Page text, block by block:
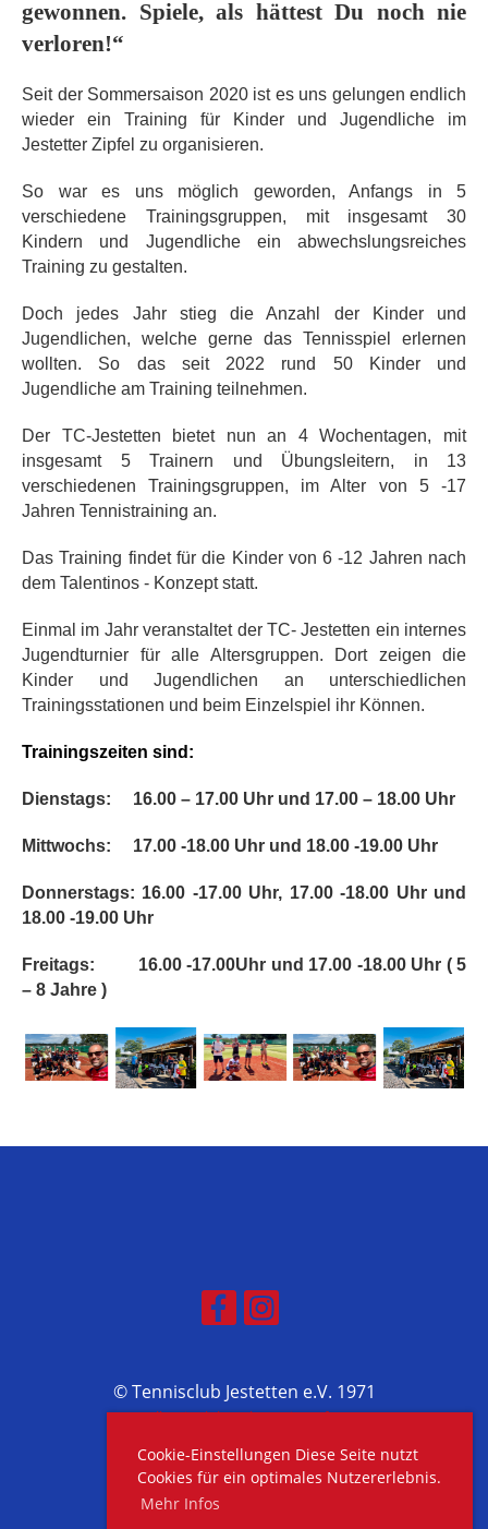
Cookie-Einstellungen Diese Seite nutzt
Cookies für ein optimales Nutzererlebnis.
Mehr Infos
gewonnen. Spiele, als hättest Du noch nie
verloren!“
Seit der Sommersaison 2020 ist es uns gelungen endlich
wieder ein Training für Kinder und Jugendliche im
Jestetter Zipfel zu organisieren.
So war es uns möglich geworden, Anfangs in 5
verschiedene Trainingsgruppen, mit insgesamt 30
Kindern und Jugendliche ein abwechslungsreiches
Training zu gestalten.
Doch jedes Jahr stieg die Anzahl der Kinder und
Jugendlichen, welche gerne das Tennisspiel erlernen
wollten. So das seit 2022 rund 50 Kinder und
Jugendliche am Training teilnehmen.
Der TC-Jestetten bietet nun an 4 Wochentagen, mit
insgesamt 5 Trainern und Übungsleitern, in 13
verschiedenen Trainingsgruppen, im Alter von 5 -17
Jahren Tennistraining an.
Das Training findet für die Kinder von 6 -12 Jahren nach
dem Talentinos - Konzept statt.
Einmal im Jahr veranstaltet der TC- Jestetten ein internes
Jugendturnier für alle Altersgruppen. Dort zeigen die
Kinder und Jugendlichen an unterschiedlichen
Trainingsstationen und beim Einzelspiel ihr Können.
Trainingszeiten sind:
Dienstags: 16.00 – 17.00 Uhr und 17.00 – 18.00 Uhr
Mittwochs: 17.00 -18.00 Uhr und 18.00 -19.00 Uhr
Donnerstags: 16.00 -17.00 Uhr, 17.00 -18.00 Uhr und
18.00 -19.00 Uhr
Freitags:
16.00 -17.00Uhr und 17.00 -18.00 Uhr ( 5
– 8 Jahre )
© Tennisclub Jestetten e.V. 1971
Erstellt mit ClubDesk Vereinssoftware
Impressum